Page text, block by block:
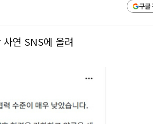
구글
연 SNS에 올려